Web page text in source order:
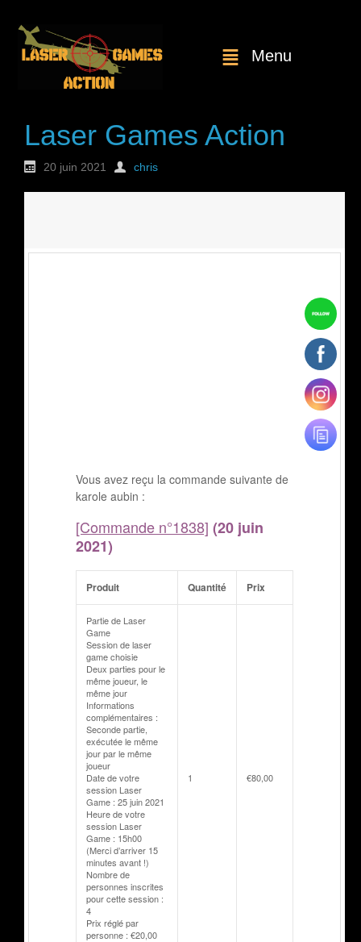
Menu
Laser Games Action
20 juin 2021 chris
Vous avez reçu la commande suivante de
karole aubin :
[Commande n°1838] (20 juin
2021)
Produit Quantité Prix
Partie de Laser
Game
Session de laser
game choisie
Deux parties pour le
même joueur, le
même jour
Informations
complémentaires :
Seconde partie,
exécutée le même
jour par le même
joueur
Date de votre
session Laser
Game : 25 juin 2021
Heure de votre
session Laser
Game : 15h00
(Merci d’arriver 15
minutes avant !)
Nombre de
personnes inscrites
pour cette session :
4
Prix réglé par
personne : €20,00
1 €80,00